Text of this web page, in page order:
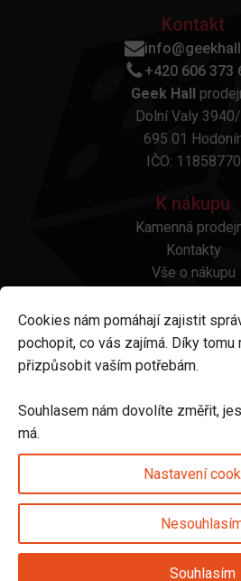
Kontakt
+420 606 373
Geek Hall
Dolní Valy
695 01
IČO: 11858770
K nákupu
Kamenná
Kontakty
Vše o nákupu
Platba a
Reklamace a
Obchodní
Odstoupení od
Sledujte
Cookies nám pomáhají zajistit
pochopit, co vás zajímá. Díky
přizpůsobit vaším potřebám.
Souhlasem nám dovolíte změřit,
má.
Nastavení
Souhlasím